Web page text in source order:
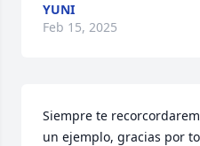
YUNI
Feb 15, 2025
Siempre te
un ejemplo, gracias por